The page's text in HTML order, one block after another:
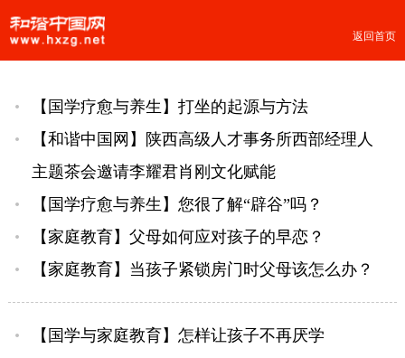
返回首页
【国学疗愈与养生】打坐的起源与方法
【和谐中国网】陕西高级人才事务所西部经理人
主题茶会邀请李耀君肖刚文化赋能
【国学疗愈与养生】您很了解“辟谷”吗？
【家庭教育】父母如何应对孩子的早恋？
【家庭教育】当孩子紧锁房门时父母该怎么办？
【国学与家庭教育】怎样让孩子不再厌学